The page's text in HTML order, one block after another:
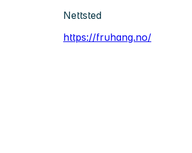
Nettsted
https://fruhang.no/